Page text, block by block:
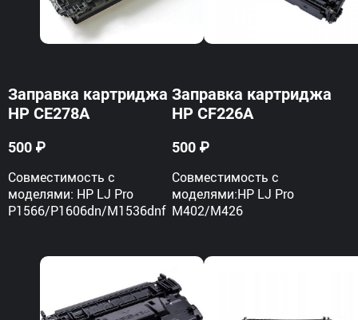
(http://www.onliner.by/). All
rights reserved.
Заправка картриджа
HP CE278A
500 ₽
Совместимость с
моделями: HP LJ Pro
P1566/P1606dn/M1536dnf
Заправка картриджа
HP CF226A
500 ₽
Совместимость с
моделями:HP LJ Pro
M402/M426